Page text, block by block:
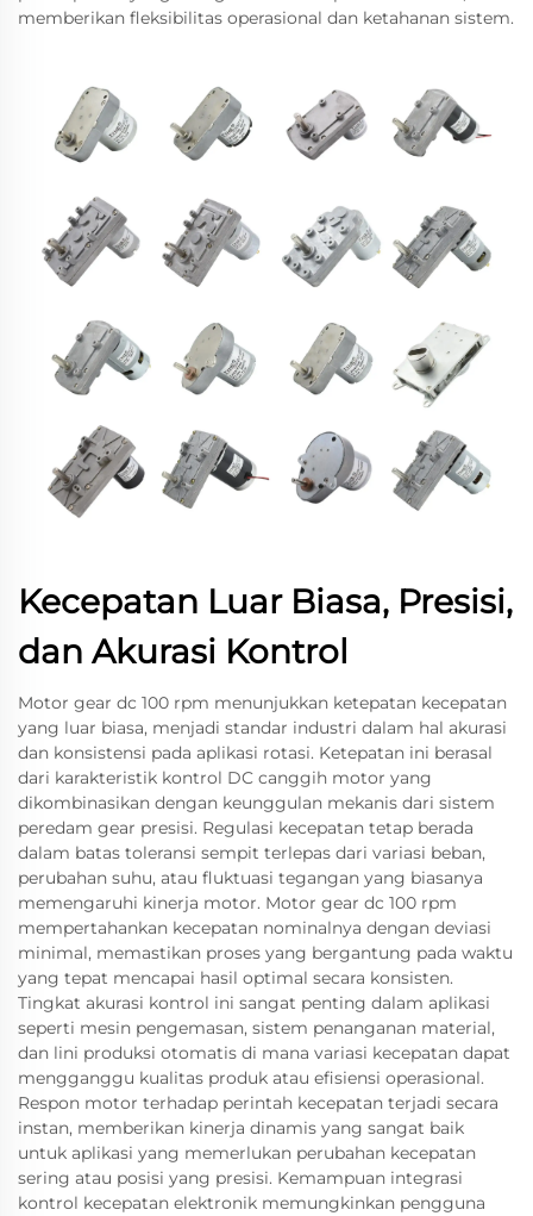
memberikan fleksibilitas operasional dan ketahanan sistem.
Kecepatan Luar Biasa, Presisi,
dan Akurasi Kontrol
Motor gear dc 100 rpm menunjukkan ketepatan kecepatan
yang luar biasa, menjadi standar industri dalam hal akurasi
dan konsistensi pada aplikasi rotasi. Ketepatan ini berasal
dari karakteristik kontrol DC canggih motor yang
dikombinasikan dengan keunggulan mekanis dari sistem
peredam gear presisi. Regulasi kecepatan tetap berada
dalam batas toleransi sempit terlepas dari variasi beban,
perubahan suhu, atau fluktuasi tegangan yang biasanya
memengaruhi kinerja motor. Motor gear dc 100 rpm
mempertahankan kecepatan nominalnya dengan deviasi
minimal, memastikan proses yang bergantung pada waktu
yang tepat mencapai hasil optimal secara konsisten.
Tingkat akurasi kontrol ini sangat penting dalam aplikasi
seperti mesin pengemasan, sistem penanganan material,
dan lini produksi otomatis di mana variasi kecepatan dapat
mengganggu kualitas produk atau efisiensi operasional.
Respon motor terhadap perintah kecepatan terjadi secara
instan, memberikan kinerja dinamis yang sangat baik
untuk aplikasi yang memerlukan perubahan kecepatan
sering atau posisi yang presisi. Kemampuan integrasi
kontrol kecepatan elektronik memungkinkan pengguna